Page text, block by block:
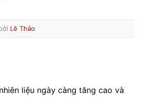
Lê Thảo
liệu ngày càng tăng cao và